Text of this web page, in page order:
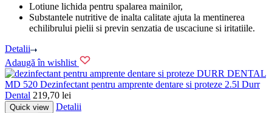
Lotiune lichida pentru spalarea mainilor,
Substantele nutritive de inalta calitate ajuta la mentinerea
echilibrului pielii si previn senzatia de uscaciune si iritatiile.
Detalii
Adaugă în wishlist
DURR DENTAL
MD 520 Dezinfectant pentru amprente dentare si proteze 2.5l Durr
Dental 219,70 lei
Quick view Detalii